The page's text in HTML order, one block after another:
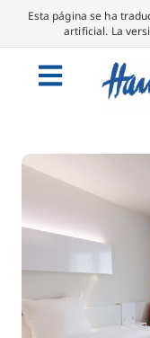
Esta página se ha
artificial. La